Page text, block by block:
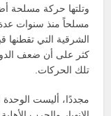
وتلتها حركة مسلحة
مسلحاً منذ سنوات
الشرقية التي تقطنها
كثر على أن ضعف
تلك الحركات.
مجددًا، أليست الوحدة